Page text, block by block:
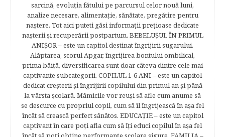
sarcină, evoluţia fătului pe parcursul celor nouă luni,
analize necesare, alimentaţie, sănătate, pregătire pentru
naştere. Tot aici puteti găsi informaţii preţioase dedicate
naşterii şi recuperării postpartum. BEBELUŞUL ÎN PRIMUL
ANIŞOR – este un capitol destinat îngrijirii sugarului.
Alăptarea, scorul Apgar, îngrijirea bontului ombilical,
prima băiţă, diversificarea sunt doar câteva dintre cele mai
captivante subcategorii. COPILUL 1-6 ANI – este un capitol
dedicat creşterii şi îngrijirii copilului din primul an şi până
la vârsta şcolară. Mămicile vor reuşi să afle cum anume să
se descurce cu propriul copil, cum să îl îngrijească în aşa fel
încât să crească perfect sănătos. EDUCAŢIE – este un capitol
captivant în care poţi afla cum să îţi educi copilul în aşa fel